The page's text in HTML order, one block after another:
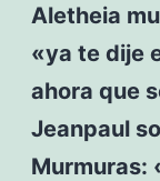
Aletheia
«ya te dije
ahora que
Jeanpaul
Murmuras: